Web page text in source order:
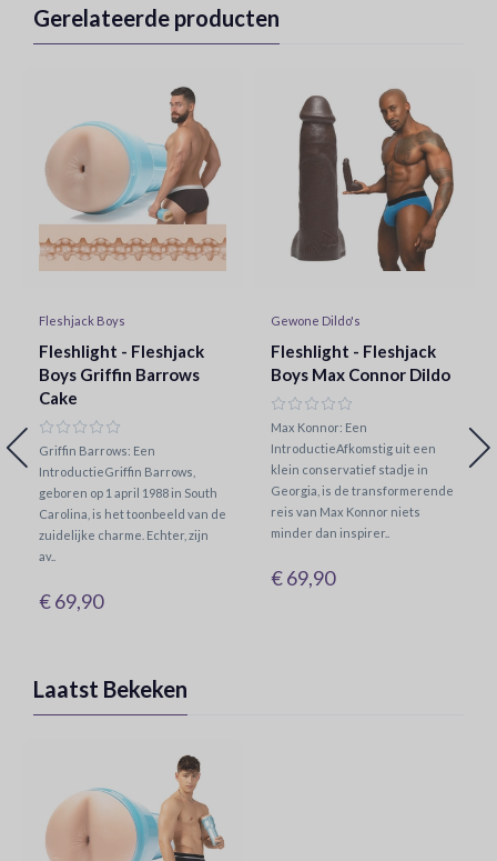
Gerelateerde producten
Fleshjack Boys
Fleshlight - Fleshjack
Boys Griffin Barrows
Cake
Griffin Barrows: Een
IntroductieGriffin Barrows,
geboren op 1 april 1988 in South
Carolina, is het toonbeeld van de
zuidelijke charme. Echter, zijn
av..
€ 69,90
Gewone Dildo's
Fleshlight - Fleshjack
Boys Max Connor Dildo
Max Konnor: Een
IntroductieAfkomstig uit een
klein conservatief stadje in
Georgia, is de transformerende
reis van Max Konnor niets
minder dan inspirer..
€ 69,90
Laatst Bekeken